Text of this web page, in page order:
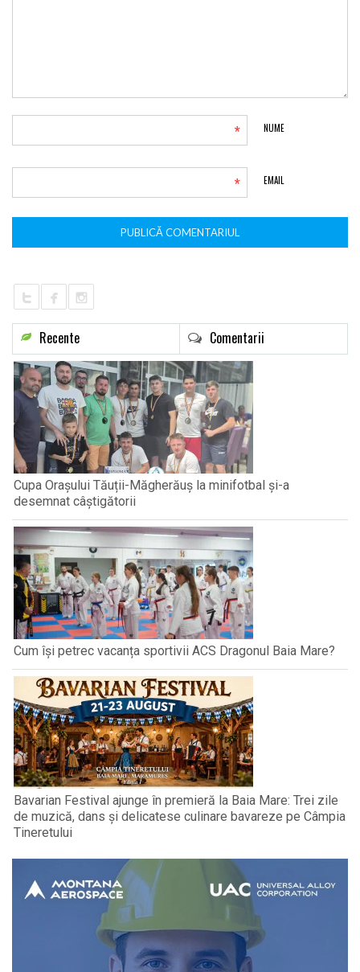
NUME
*
EMAIL
*
Recente Comentarii
Cupa Orașului Tăuții-Măgherăuș la minifotbal și-a
desemnat câștigătorii
Cum își petrec vacanța sportivii ACS Dragonul Baia Mare?
Bavarian Festival ajunge în premieră la Baia Mare: Trei zile
de muzică, dans și delicatese culinare bavareze pe Câmpia
Tineretului